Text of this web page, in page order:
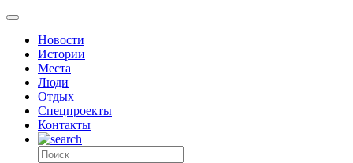
Новости
Истории
Места
Люди
Отдых
Спецпроекты
Контакты